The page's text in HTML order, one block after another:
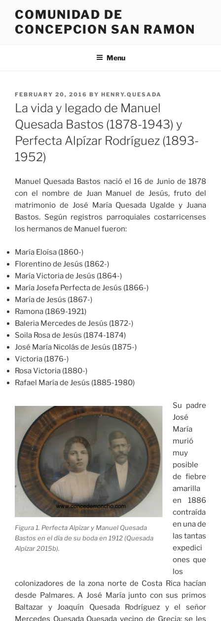
content
COMUNIDAD DE
CONCEPCION SAN RAMON
Menu
POSTED
ON
FEBRUARY 20, 2016 BY HENRY.QUESADA
La vida y legado de Manuel
Quesada Bastos (1878-1943) y
Perfecta Alpízar Rodríguez (1893-
1952)
Manuel Quesada Bastos nació el 16 de Junio de 1878
con el nombre de Juan Manuel de Jesús, fruto del
matrimonio de José María Quesada Ugalde y Juana
Bastos. Según registros parroquiales costarricenses
los hermanos de Manuel fueron:
María Eloísa (1860-)
Florentino de Jesús (1862-)
María Victoria de Jesús (1864-)
María Josefa Perfecta de Jesús (1866-)
María de Jesús (1867-)
Ramona (1869-1921)
Baleria Mercedes de Jesús (1872-)
Soila Rosa de Jesús (1874-1874)
José María Nicolás de Jesús (1875-)
Victoria (1876-)
Rosa Victoria (1880-)
Rafael María de Jesús (1885-1980)
Figura 1. Perfecta Alpízar y Manuel Quesada
Bastos en el día de su boda en 1912 (Quesada
Alpízar 2015b).
Su padre
José
María
murió
muy
posible
de fiebre
amarilla
en 1886
contraída
en una de
las tantas
expedici
ones que
los
colonizadores de la zona norte de Costa Rica hacían
desde Palmares. A José María junto con sus primos
Baltazar y Joaquín Quesada Rodríguez y el señor
Mercedes Quesada Quesada vecino de Grecia; se les